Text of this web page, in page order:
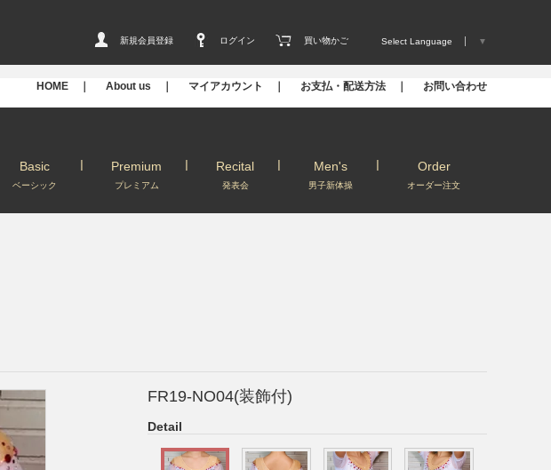
新規会員登録
ログイン 買い物かご Select Language ▼
HOME ｜ About us ｜ マイアカウント ｜ お支払・配送方法 ｜ お問い合わせ
Basic
ベーシック
Premium
プレミアム
Recital
発表会
Men's
男子新体操
Order
オーダー注文
FR19-NO04(装飾付)
Detail